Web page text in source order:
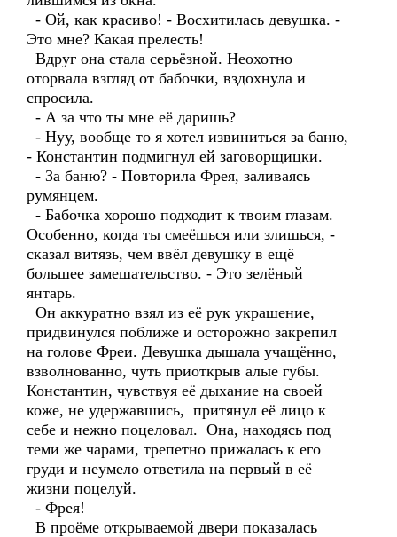
- Ой, как красиво! - Восхитилась девушка. -
Это мне? Какая прелесть!
Вдруг она стала серьёзной. Неохотно
оторвала взгляд от бабочки, вздохнула и
спросила.
- А за что ты мне её даришь?
- Нуу, вообще то я хотел извиниться за баню,
- Константин подмигнул ей заговорщицки.
- За баню? - Повторила Фрея, заливаясь
румянцем.
- Бабочка хорошо подходит к твоим глазам.
Особенно, когда ты смеёшься или злишься, -
сказал витязь, чем ввёл девушку в ещё
большее замешательство. - Это зелёный
янтарь.
Он аккуратно взял из её рук украшение,
придвинулся поближе и осторожно закрепил
на голове Фреи. Девушка дышала учащённо,
взволнованно, чуть приоткрыв алые губы.
Константин, чувствуя её дыхание на своей
коже, не удержавшись, притянул её лицо к
себе и нежно поцеловал. Она, находясь под
теми же чарами, трепетно прижалась к его
груди и неумело ответила на первый в её
жизни поцелуй.
- Фрея!
В проёме открываемой двери показалась